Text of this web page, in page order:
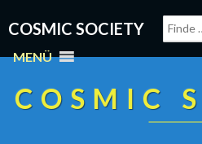
COSMIC SOCIETY
MENÜ
COSMIC